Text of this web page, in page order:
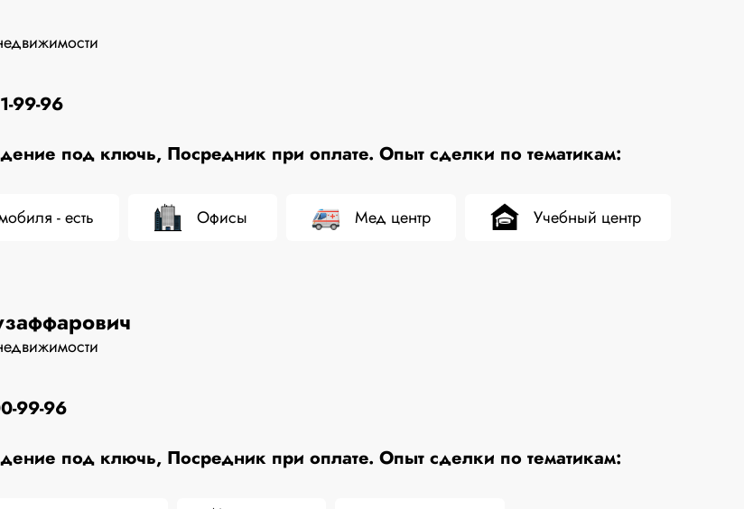
99-96
под ключь, Посредник при оплате. Опыт сделки по тематикам:
- есть Офисы Мед центр Учебный центр
99-96
под ключь, Посредник при оплате. Опыт сделки по тематикам: